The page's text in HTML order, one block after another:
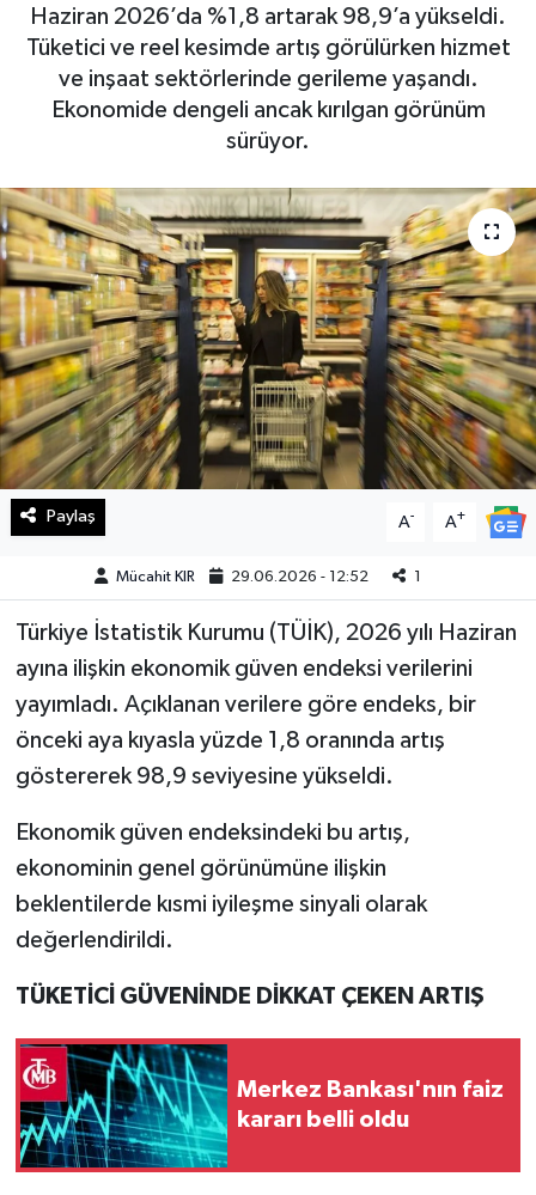
Haziran 2026’da %1,8 artarak 98,9’a yükseldi.
Tüketici ve reel kesimde artış görülürken hizmet
ve inşaat sektörlerinde gerileme yaşandı.
Ekonomide dengeli ancak kırılgan görünüm
sürüyor.
Paylaş A- A+
Mücahit KIR 29.06.2026 - 12:52 1
Türkiye İstatistik Kurumu (TÜİK), 2026 yılı Haziran
ayına ilişkin ekonomik güven endeksi verilerini
yayımladı. Açıklanan verilere göre endeks, bir
önceki aya kıyasla yüzde 1,8 oranında artış
göstererek 98,9 seviyesine yükseldi.
Ekonomik güven endeksindeki bu artış,
ekonominin genel görünümüne ilişkin
beklentilerde kısmi iyileşme sinyali olarak
değerlendirildi.
TÜKETİCİ GÜVENİNDE DİKKAT ÇEKEN ARTIŞ
Merkez Bankası'nın faiz
kararı belli oldu
Haberde İnsan
Kültür Sanat
Manşet Altı
Manşetler
Resmi İlan
Sağlık
Spor
SürManşet
KAHRAMANMARAŞ